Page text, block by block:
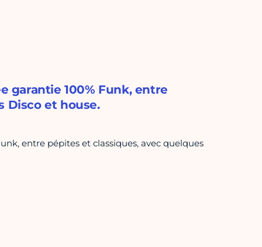
garantie 100% Funk, entre
Disco et house.
entre pépites et classiques, avec quelques